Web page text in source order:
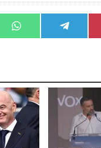
Compartir
en
Compartir
en